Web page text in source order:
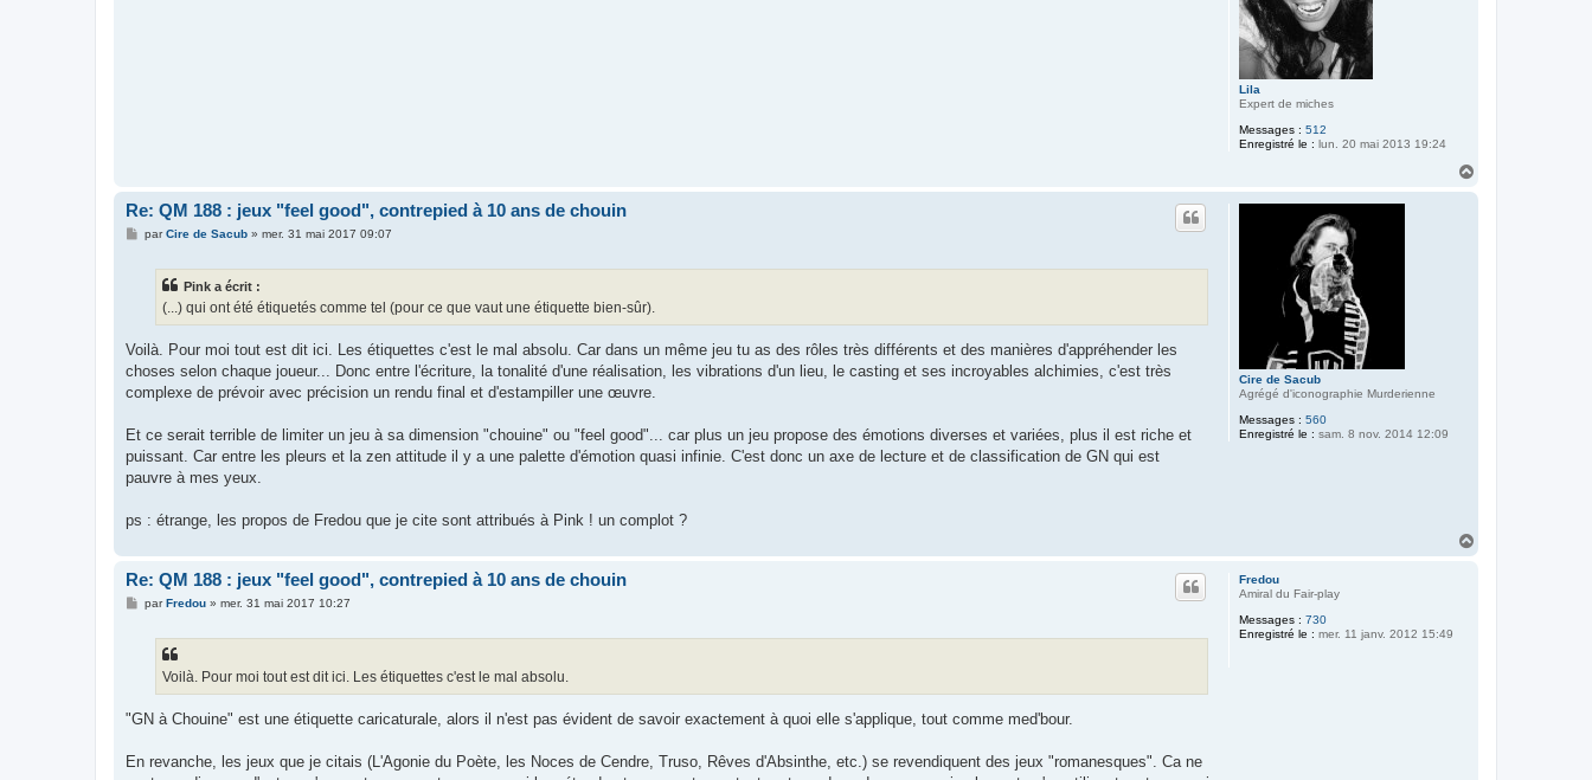
Lila
Expert de miches
Messages : 512
Enregistré le : lun. 20 mai 2013 19:24
Cire de Sacub
Agrégé d'iconographie Murderienne
Messages : 560
Enregistré le : sam. 8 nov. 2014 12:09
Re: QM 188 : jeux "feel good", contrepied à 10 ans de chouin
MparCire de Sacub» mer. 31 mai 2017 09:07
Pink a écrit :
(...) qui ont été étiquetés comme tel (pour ce que vaut une étiquette bien-sûr).
Voilà. Pour moi tout est dit ici. Les étiquettes c'est le mal absolu. Car dans un même jeu tu as des rôles très différents et des manières d'appréhender les
choses selon chaque joueur... Donc entre l'écriture, la tonalité d'une réalisation, les vibrations d'un lieu, le casting et ses incroyables alchimies, c'est très
complexe de prévoir avec précision un rendu final et d'estampiller une œuvre.
Et ce serait terrible de limiter un jeu à sa dimension "chouine" ou "feel good"... car plus un jeu propose des émotions diverses et variées, plus il est riche et
puissant. Car entre les pleurs et la zen attitude il y a une palette d'émotion quasi infinie. C'est donc un axe de lecture et de classification de GN qui est
pauvre à mes yeux.
ps : étrange, les propos de Fredou que je cite sont attribués à Pink ! un complot ?
Fredou
Amiral du Fair-play
Messages : 730
Enregistré le : mer. 11 janv. 2012 15:49
Re: QM 188 : jeux "feel good", contrepied à 10 ans de chouin
MparFredou» mer. 31 mai 2017 10:27
Voilà. Pour moi tout est dit ici. Les étiquettes c'est le mal absolu.
"GN à Chouine" est une étiquette caricaturale, alors il n'est pas évident de savoir exactement à quoi elle s'applique, tout comme med'bour.
En revanche, les jeux que je citais (L'Agonie du Poète, les Noces de Cendre, Truso, Rêves d'Absinthe, etc.) se revendiquent des jeux "romanesques". Ca ne